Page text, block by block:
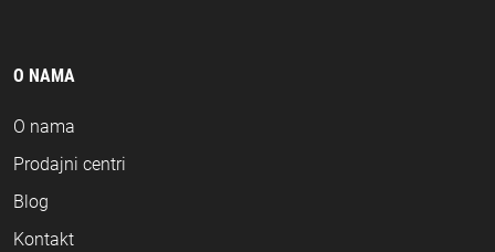
O NAMA
O nama
Prodajni centri
Blog
Kontakt